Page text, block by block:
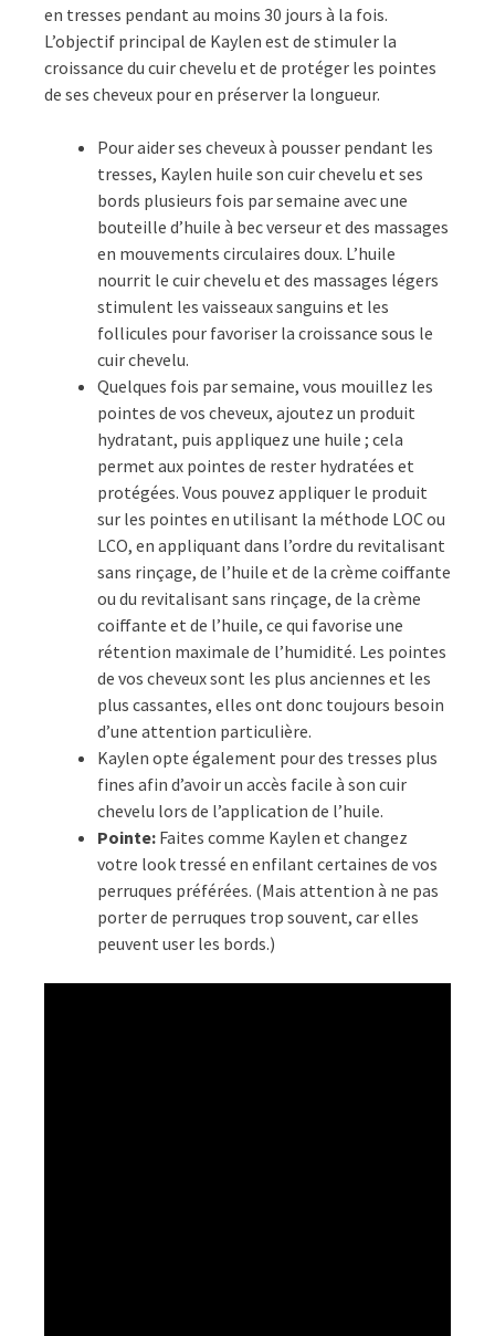
en tresses pendant au moins 30 jours à la fois.
L’objectif principal de Kaylen est de stimuler la
croissance du cuir chevelu et de protéger les pointes
de ses cheveux pour en préserver la longueur.
Pour aider ses cheveux à pousser pendant les
tresses, Kaylen huile son cuir chevelu et ses
bords plusieurs fois par semaine avec une
bouteille d’huile à bec verseur et des massages
en mouvements circulaires doux. L’huile
nourrit le cuir chevelu et des massages légers
stimulent les vaisseaux sanguins et les
follicules pour favoriser la croissance sous le
cuir chevelu.
Quelques fois par semaine, vous mouillez les
pointes de vos cheveux, ajoutez un produit
hydratant, puis appliquez une huile ; cela
permet aux pointes de rester hydratées et
protégées. Vous pouvez appliquer le produit
sur les pointes en utilisant la méthode LOC ou
LCO, en appliquant dans l’ordre du revitalisant
sans rinçage, de l’huile et de la crème coiffante
ou du revitalisant sans rinçage, de la crème
coiffante et de l’huile, ce qui favorise une
rétention maximale de l’humidité. Les pointes
de vos cheveux sont les plus anciennes et les
plus cassantes, elles ont donc toujours besoin
d’une attention particulière.
Kaylen opte également pour des tresses plus
fines afin d’avoir un accès facile à son cuir
chevelu lors de l’application de l’huile.
Pointe: Faites comme Kaylen et changez
votre look tressé en enfilant certaines de vos
perruques préférées. (Mais attention à ne pas
porter de perruques trop souvent, car elles
peuvent user les bords.)